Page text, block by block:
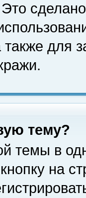
также для
тему?
темы в
на